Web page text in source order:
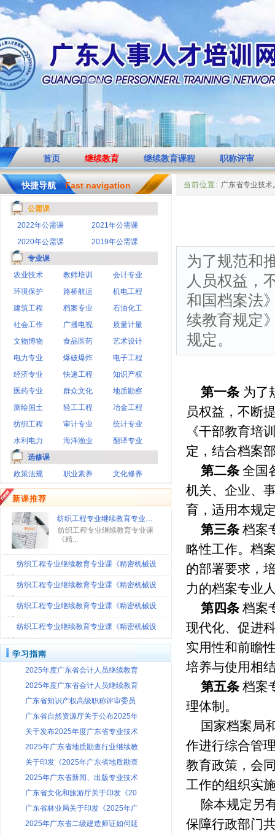
首页 继续教育 继续教育课程 职称评审
当前位置: 广东省专业技
为了规范和
人员权益，
和国档案法
续教育规定
规定。
第一条 为了
员权益，不断
《干部教育培
定，结合档案
第二条 全国
机关、企业、
育，适用本规
第三条 档案
略性工作。档
的部署要求，
力的档案专业
第四条 档案
现代化、促进
实用性和前瞻
培养与使用相
第五条 档案
理体制。
国家档案局
作进行综合管
教育政策，会
工作的组织实
除本规定另
保障行政部门
快捷导航 Fast navigation
公需课
2022年公需课
2021年公需课
2020年公需课
2019年公需课
专业课
农业技术
教师培训
会计专业
环境保护
路桥航运
机电工程
建筑工程
档案专业
石油化工
社会工作
广播电视
质量计量
文物博物
食品医药
艺术设计
电力专业
爆破爆炸
电子工程
经济专业
快递工程
知识产权
医药专业
群众文化
地质勘察
测绘国土
轻工工程
冶金工程
纺织工程
审计专业
统计专业
水利电力
海洋渔业
翻译专业
选修课
政策法规
职业素养 文化修养
新课推荐
纺织工程专业继续教育专业…
纺织工程专业继续教育专业课
《精...
纺织工程专业继续教育专业课《精密机械设
计-
纺织工程专业继续教育专业课《精密机械设
计-
纺织工程专业继续教育专业课《精密机械设
计-
纺织工程专业继续教育专业课《精密机械设
计-
学习指南
2025年度广东省会计人员继续教育
2025年度广东省会计人员继续教育
广东省知识产权高级职称评审委员
广东省自然资源厅关于公布2025年
关于发布2025年度广东省专业技术
2025年广东省地质勘查行业继续教
关于印发《2025年广东省地质勘查
2025年广东省新闻、出版专业技术
广东省文化和旅游厅关于印发《20
广东省林业局关于印发《2025年广
2025年广东省二级建造师证如何延